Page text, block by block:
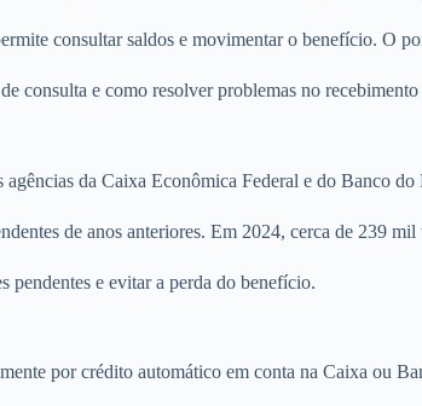
consultar saldos e movimentar o benefício. O
consulta e como resolver problemas no
agências da Caixa Econômica Federal e do Banco
de anos anteriores. Em 2024, cerca de 239
pendentes e evitar a perda do benefício.
por crédito automático em conta na Caixa ou